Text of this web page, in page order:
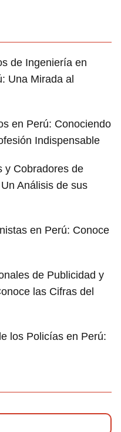
de Ingeniería en
Una Mirada al
en Perú: Conociendo
Indispensable
y Cobradores de
Análisis de sus
en Perú: Conoce
de Publicidad y
las Cifras del
los Policías en Perú: